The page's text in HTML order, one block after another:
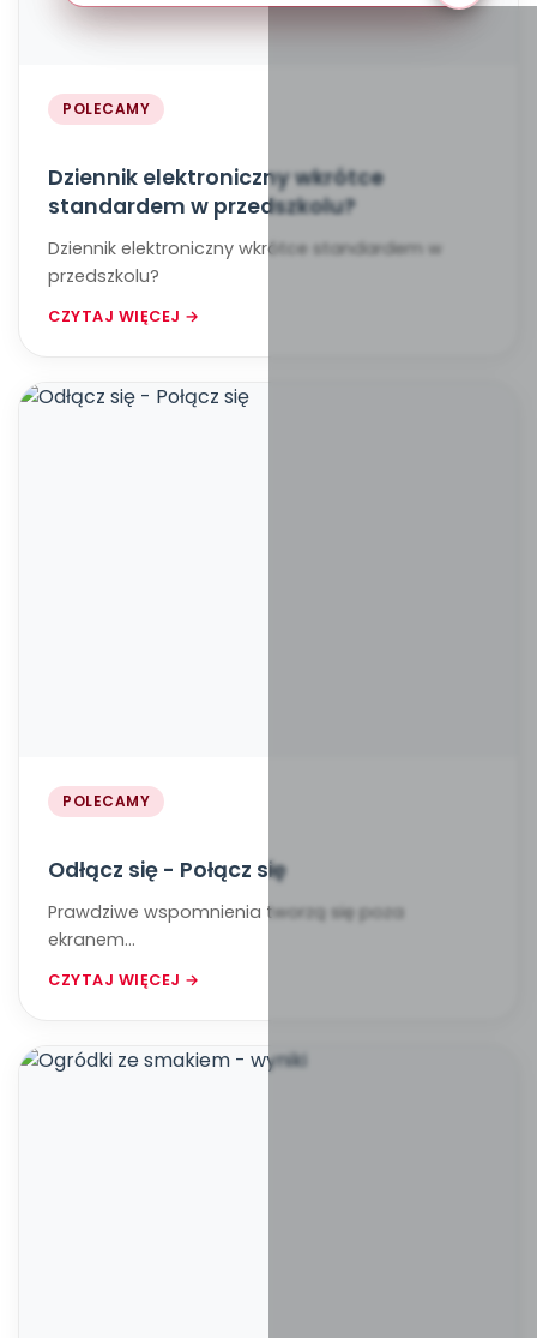
POLECAMY
Dziennik elektroniczny wkrótce
standardem w przedszkolu?
Dziennik elektroniczny wkrótce standardem w
przedszkolu?
CZYTAJ WIĘCEJ →
POLECAMY
Odłącz się - Połącz się
Prawdziwe wspomnienia tworzą się poza
ekranem...
CZYTAJ WIĘCEJ →